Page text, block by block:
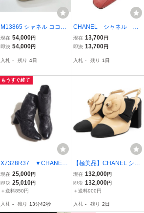
M13865 シャネル ココマ
ーク エスパドリーユ ファ
ブリック レザー チェーン
リー
現在 54,000円
即決 54,000円
入札 - 残り 4日
CHANEL シャネル コ
コステッチ パンプス
ココマーク ピンク
現在 13,700円
即決 13,700円
入札 - 残り 1日
もうすぐ終了
X7328R37 ▼CHANEL
シャネル▼ リアルパイ
ソン エナメル ショートブ
ーツ ブラック 36.5C/23c
現在 25,000円
即決 25,010円
＋送料850円
入札 - 残り 13分41秒
【極美品】CHANEL シャ
ネル パンプス G45306 C
OCOマーク カメリア リ
ボン フェイクパール スリ
1/2 C ベージュ 黒
現在 132,000円
即決 132,000円
＋送料900円
入札 - 残り 2日